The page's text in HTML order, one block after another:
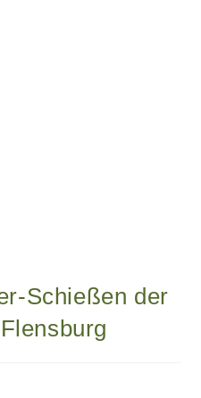
Schießen der